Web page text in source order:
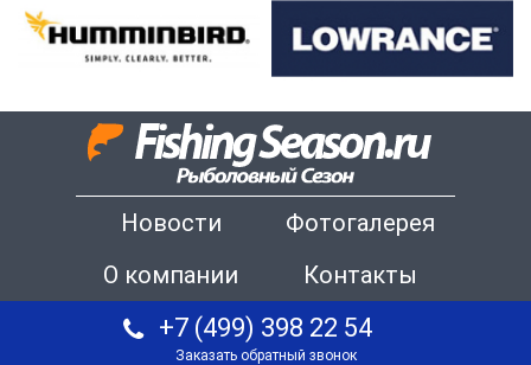
Новости
Фотогалерея
О компании
Контакты
+7 (499) 398 22 54
Заказать обратный звонок